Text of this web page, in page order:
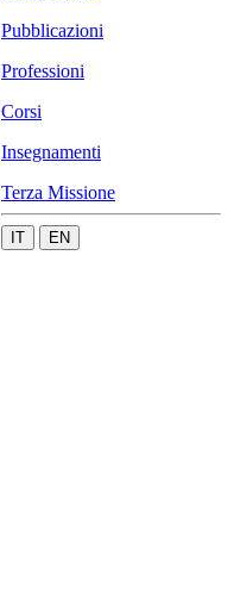
Pubblicazioni
Professioni
Corsi
Insegnamenti
Terza Missione
IT EN